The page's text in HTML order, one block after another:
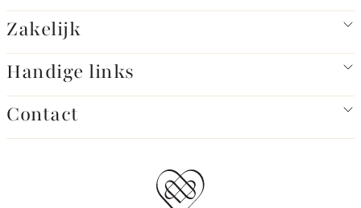
Zakelijk
Handige links
Contact